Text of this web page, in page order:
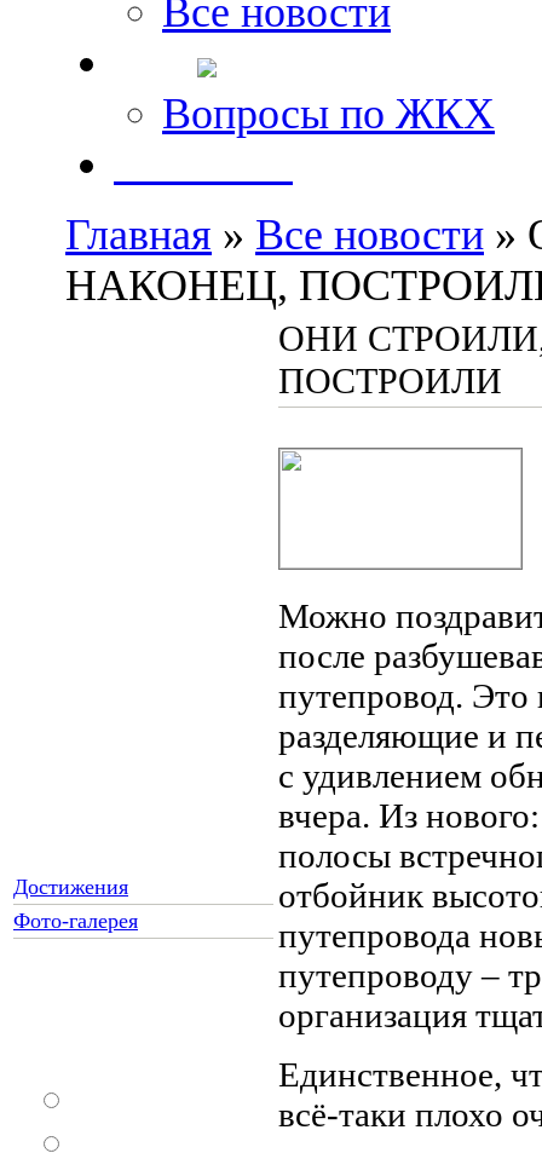
Все новости
Вопросы по ЖКХ
Главная » Все новости »
НАКОНЕЦ,
Достижения
Фото-галерея
ОНИ
ПОСТРОИЛИ
Можно
после
путепровод. Это
разделяющие и
с удивлением
вчера. Из
полосы
отбойник
путепровода
путепроводу –
организация
Единственное,
всё-таки плохо